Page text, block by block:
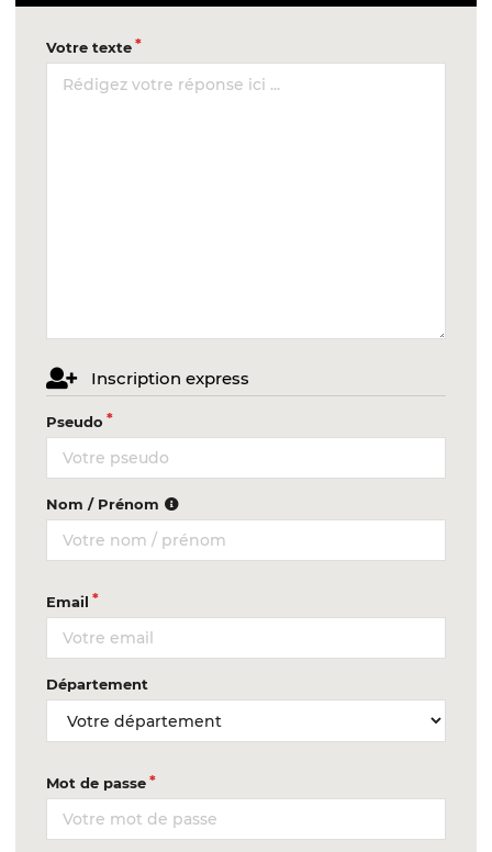
Votre texte
Inscription express
Pseudo
Nom / Prénom
Email
Département
Mot de passe